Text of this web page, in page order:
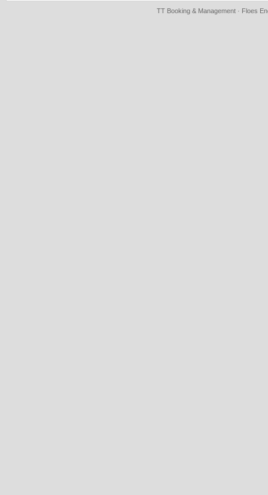
TT Booking & Management · Floes